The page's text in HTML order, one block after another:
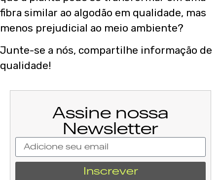
fibra similar ao algodão em qualidade, mas
menos prejudicial ao meio ambiente?
Junte-se a nós, compartilhe informação de
qualidade!
Assine nossa
Newsletter
Inscrever